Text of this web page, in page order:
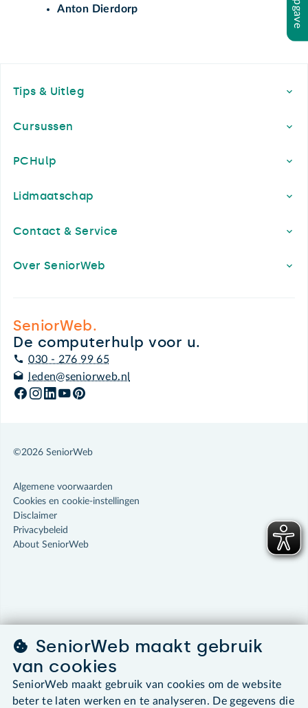
Anton Dierdorp
Tips & Uitleg
Cursussen
PCHulp
Lidmaatschap
Contact & Service
Over SeniorWeb
SeniorWeb.
De computerhulp voor u.
030 - 276 99 65
leden@seniorweb.nl
©2026 SeniorWeb
Algemene voorwaarden
Cookies en cookie-instellingen
Disclaimer
Privacybeleid
About SeniorWeb
SeniorWeb maakt gebruik
van cookies
SeniorWeb maakt gebruik van cookies om de website
beter te laten werken en te analyseren. De gegevens die